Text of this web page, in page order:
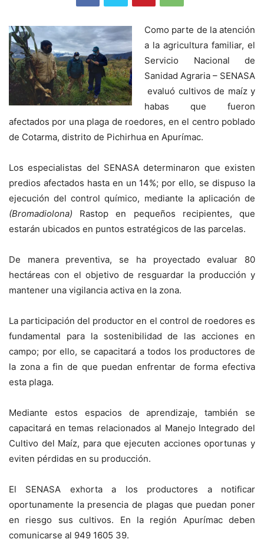
Como parte de la atención
a la agricultura familiar, el
Servicio Nacional de
Sanidad Agraria – SENASA
evaluó cultivos de maíz y
habas que fueron
afectados por una plaga de roedores, en el centro poblado
de Cotarma, distrito de Pichirhua en Apurímac.
Los especialistas del SENASA determinaron que existen
predios afectados hasta en un 14%; por ello, se dispuso la
ejecución del control químico, mediante la aplicación de
(Bromadiolona) Rastop en pequeños recipientes, que
estarán ubicados en puntos estratégicos de las parcelas.
De manera preventiva, se ha proyectado evaluar 80
hectáreas con el objetivo de resguardar la producción y
mantener una vigilancia activa en la zona.
La participación del productor en el control de roedores es
fundamental para la sostenibilidad de las acciones en
campo; por ello, se capacitará a todos los productores de
la zona a fin de que puedan enfrentar de forma efectiva
esta plaga.
Mediante estos espacios de aprendizaje, también se
capacitará en temas relacionados al Manejo Integrado del
Cultivo del Maíz, para que ejecuten acciones oportunas y
eviten pérdidas en su producción.
El SENASA exhorta a los productores a notificar
oportunamente la presencia de plagas que puedan poner
en riesgo sus cultivos. En la región Apurímac deben
comunicarse al 949 1605 39.